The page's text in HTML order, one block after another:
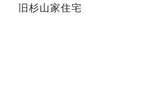
旧杉山家住宅